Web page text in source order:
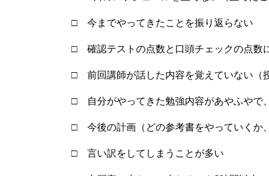
□ 今までやってきたことを振り返らない
□ 確認テストの点数と口頭チェックの点数
□ 前回講師が話した内容を覚えていない（
□ 自分がやってきた勉強内容があやふやで
□ 今後の計画（どの参考書をやっていくか
□ 言い訳をしてしまうことが多い